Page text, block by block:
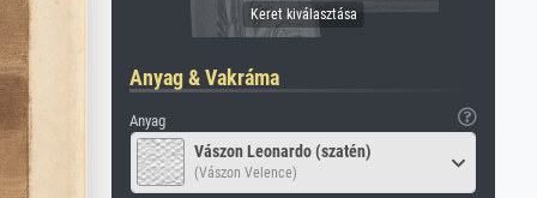
Anyag & Vakráma
Anyag
Vászon Leonardo (szatén)
(Vászon Velence)